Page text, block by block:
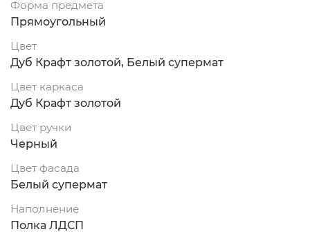
Форма предмета
Прямоугольный
Цвет
Дуб Крафт золотой, Белый супермат
Цвет каркаса
Дуб Крафт золотой
Цвет ручки
Черный
Цвет фасада
Белый супермат
Наполнение
Полка ЛДСП